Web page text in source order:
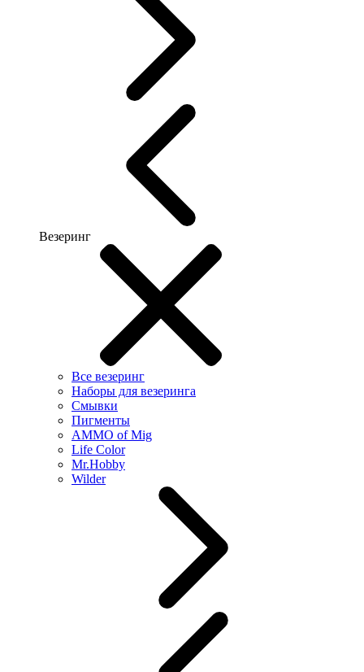
Везеринг
Все везеринг
Наборы для везеринга
Смывки
Пигменты
AMMO of Mig
Life Color
Mr.Hobby
Wilder